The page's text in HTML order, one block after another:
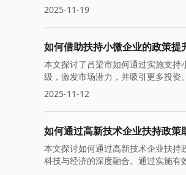
2025-11-19
如何借助扶持小微企业的政策提
本文探讨了吕梁市如何通过实施支
级，激发市场潜力，并吸引更多投资
2025-11-12
如何通过高新技术企业扶持政策
本文探讨如何通过高新技术企业扶
科技与经济的深度融合。通过实施有